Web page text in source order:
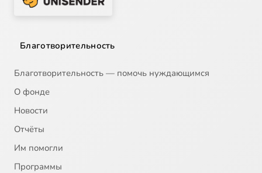
Благотворительность
Благотворительность — помочь нуждающимся
О фонде
Новости
Отчёты
Им помогли
Программы